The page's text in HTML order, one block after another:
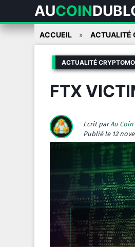
AUCOIN
Skip
ACCUEIL ACTUALITÉ
ACTUALITÉ
FTX
Ecrit parAu
Publié le 12